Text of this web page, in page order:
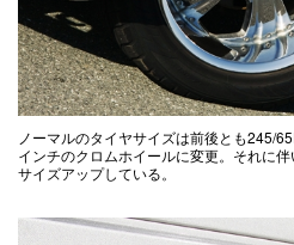
ノーマルのタイヤサイズは前後とも245/
インチのクロムホイールに変更。それに
サイズアップしている。